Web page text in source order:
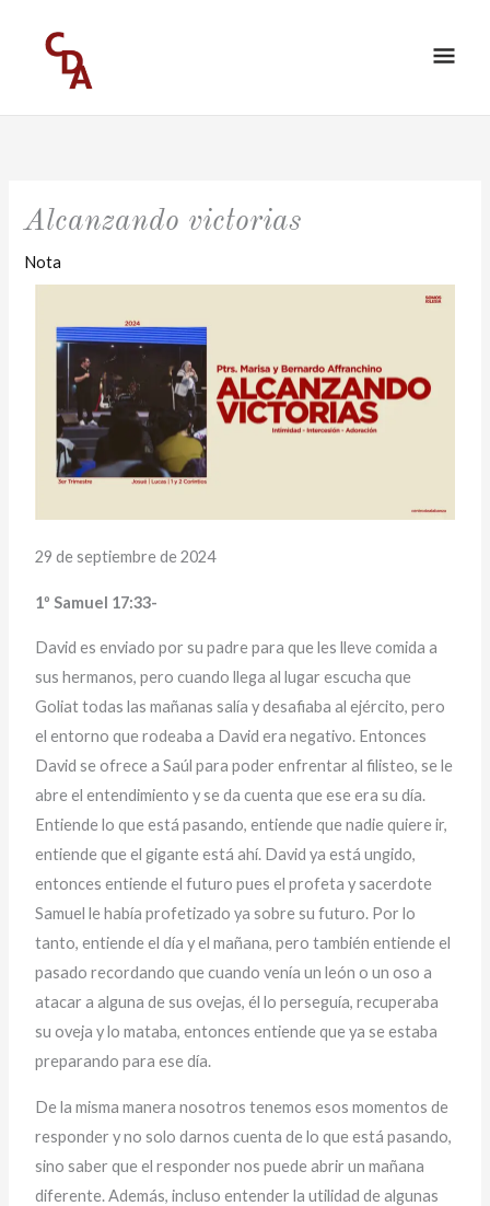
contenido
Alcanzando victorias
Nota
29 de septiembre de 2024
1º Samuel 17:33-
David es enviado por su padre para que les lleve comida a
sus hermanos, pero cuando llega al lugar escucha que
Goliat todas las mañanas salía y desafiaba al ejército, pero
el entorno que rodeaba a David era negativo. Entonces
David se ofrece a Saúl para poder enfrentar al filisteo, se le
abre el entendimiento y se da cuenta que ese era su día.
Entiende lo que está pasando, entiende que nadie quiere ir,
entiende que el gigante está ahí. David ya está ungido,
entonces entiende el futuro pues el profeta y sacerdote
Samuel le había profetizado ya sobre su futuro. Por lo
tanto, entiende el día y el mañana, pero también entiende el
pasado recordando que cuando venía un león o un oso a
atacar a alguna de sus ovejas, él lo perseguía, recuperaba
su oveja y lo mataba, entonces entiende que ya se estaba
preparando para ese día.
De la misma manera nosotros tenemos esos momentos de
responder y no solo darnos cuenta de lo que está pasando,
sino saber que el responder nos puede abrir un mañana
diferente. Además, incluso entender la utilidad de algunas